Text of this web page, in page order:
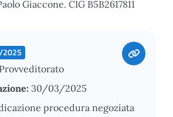
Giaccone. CIG B5B2617811
2025
30/03/2025
procedura negoziata